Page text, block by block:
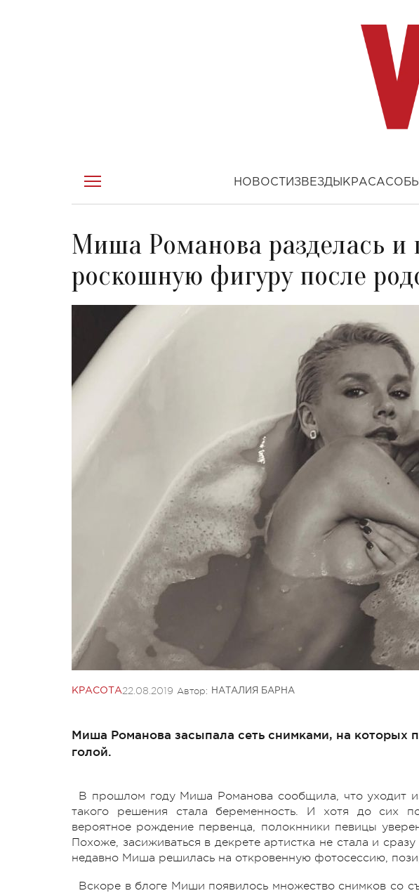
НОВОСТИ ЗВЕЗДЫ КРАСА
Миша Романова разделась и
роскошную фигуру после
КРАСОТА22.08.2019 Автор: НАТАЛИЯ БАРНА
Миша Романова засыпала сеть снимками, на которых
голой.
В прошлом году Миша Романова сообщила, что уходит
такого решения стала беременность. И хотя до сих
вероятное рождение первенца, полокнники певицы
Похоже, засиживаться в декрете артистка не стала и
недавно Миша решилась на откровенную фотосессию,
Вскоре в блоге Миши появилось множество снимков со